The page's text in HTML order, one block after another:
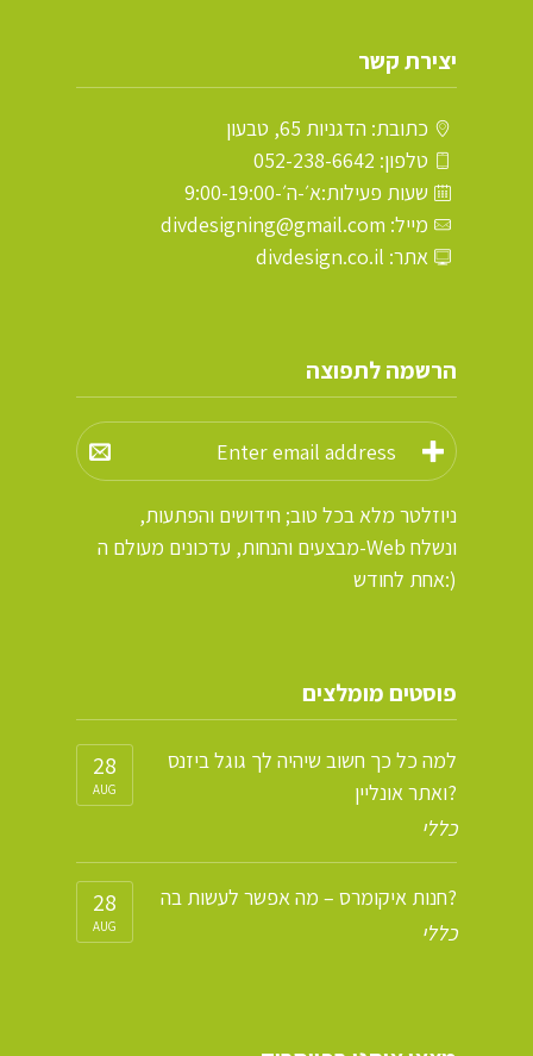
יצירת קשר
כתובת: הדגניות 65, טבעון
טלפון: 052-238-6642
שעות פעילות:א׳-ה׳-9:00-19:00
מייל: divdesigning@gmail.com
אתר: divdesign.co.il
הרשמה לתפוצה
ניוזלטר מלא בכל טוב; חידושים והפתעות,
מבצעים והנחות, עדכונים מעולם ה-Web ונשלח
אחת לחודש:)
פוסטים מומלצים
28
AUG
למה כל כך חשוב שיהיה לך גוגל ביזנס
ואתר אונליין?
כללי
28
AUG
חנות איקומרס – מה אפשר לעשות בה?
כללי